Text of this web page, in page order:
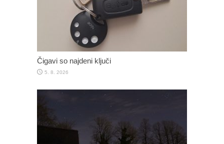
Čigavi so najdeni ključi
5. 8. 2026